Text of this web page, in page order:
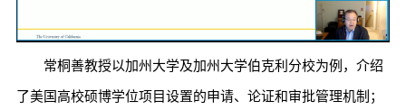
常桐善教授以加州大学及加州大学伯克利分校为例，介绍
了美国高校硕博学位项目设置的申请、论证和审批管理机制；